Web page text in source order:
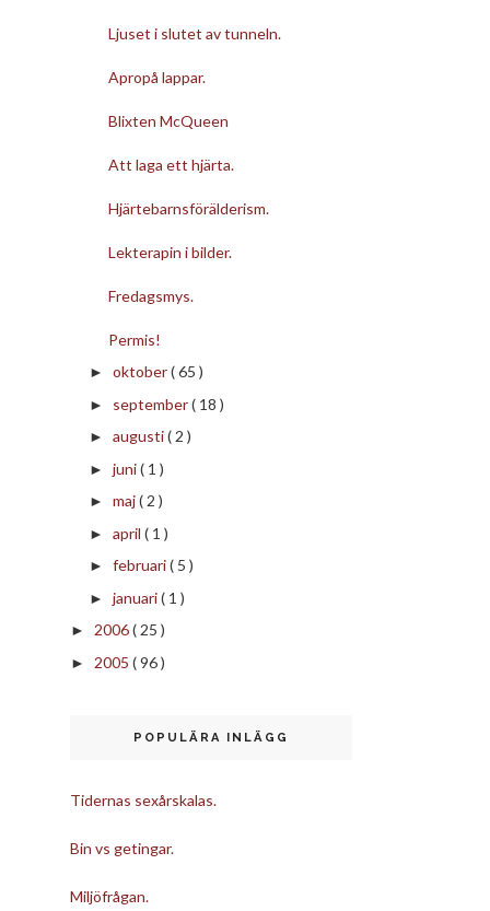
Ljuset i slutet av tunneln.
Apropå lappar.
Blixten McQueen
Att laga ett hjärta.
Hjärtebarnsförälderism.
Lekterapin i bilder.
Fredagsmys.
Permis!
► oktober( 65 )
► september( 18 )
► augusti( 2 )
► juni( 1 )
► maj( 2 )
► april ( 1 )
► februari( 5 )
► januari( 1 )
► 2006( 25 )
► 2005 ( 96 )
POPULÄRA INLÄGG
Tidernas sexårskalas.
Bin vs getingar.
Miljöfrågan.